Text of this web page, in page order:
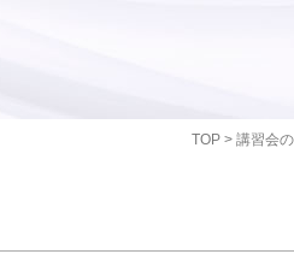
TOP > 講習会